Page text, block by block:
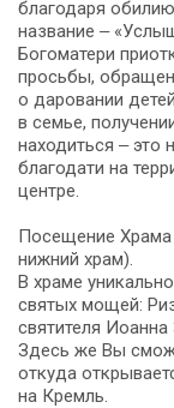
благодаря
название ‒
Богоматери
просьбы,
о даровании
в семье,
находиться ‒ это
благодати на
центре.
Посещение Храма
нижний храм).
В храме
святых мощей:
святителя Иоанна
Здесь же Вы
откуда
на Кремль.